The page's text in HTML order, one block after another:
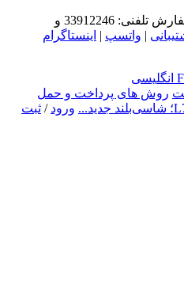
تلفنی: 33912246 و
| واتسپ | اینستاگرام
انگلیسی
روش های پرداخت و حمل
ورود / ثبت